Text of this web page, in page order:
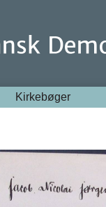
Kirkebøger